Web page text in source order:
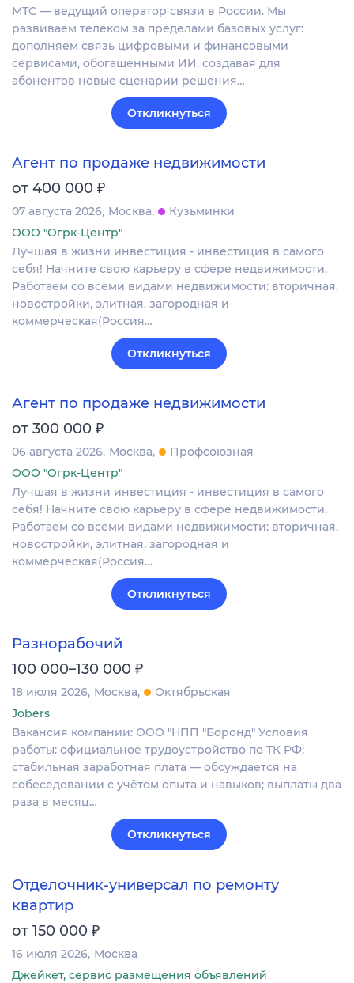
МТС — ведущий оператор связи в России. Мы
развиваем телеком за пределами базовых услуг:
дополняем связь цифровыми и финансовыми
сервисами, обогащёнными ИИ, создавая для
абонентов новые сценарии решения…
Откликнуться
Агент по продаже недвижимости
от 400 000 ₽
07 августа 2026 Москва
Кузьминки
ООО "Огрк-Центр"
Лучшая в жизни инвестиция - инвестиция в самого
себя! Начните свою карьеру в сфере недвижимости.
Работаем со всеми видами недвижимости: вторичная,
новостройки, элитная, загородная и
коммерческая(Россия…
Откликнуться
Агент по продаже недвижимости
от 300 000 ₽
06 августа 2026 Москва
Профсоюзная
ООО "Огрк-Центр"
Лучшая в жизни инвестиция - инвестиция в самого
себя! Начните свою карьеру в сфере недвижимости.
Работаем со всеми видами недвижимости: вторичная,
новостройки, элитная, загородная и
коммерческая(Россия…
Откликнуться
Разнорабочий
100 000–130 000 ₽
18 июля 2026 Москва
Октябрьская
Jobers
Вакансия компании: ООО "НПП "Боронд" Условия
работы: официальное трудоустройство по ТК РФ;
стабильная заработная плата — обсуждается на
собеседовании с учётом опыта и навыков; выплаты два
раза в месяц…
Откликнуться
Отделочник-универсал по ремонту
квартир
от 150 000 ₽
16 июля 2026 Москва
Джейкет, сервис размещения объявлений